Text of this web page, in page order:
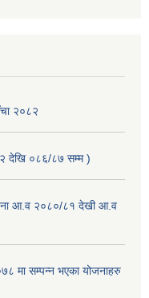
२०८२
देखि ०८६/८७ सम्म )
आ.व २०८०/८१ देखी आ.व
मा सम्पन्न भएका योजनाहरु